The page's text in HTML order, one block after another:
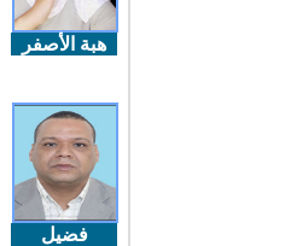
هبة الأصفر
فضيل